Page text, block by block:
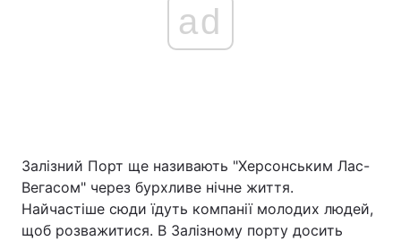
ad
Залізний Порт ще називають "Херсонським Лас-
Вегасом" через бурхливе нічне життя.
Найчастіше сюди їдуть компанії молодих людей,
щоб розважитися. В Залізному порту досить